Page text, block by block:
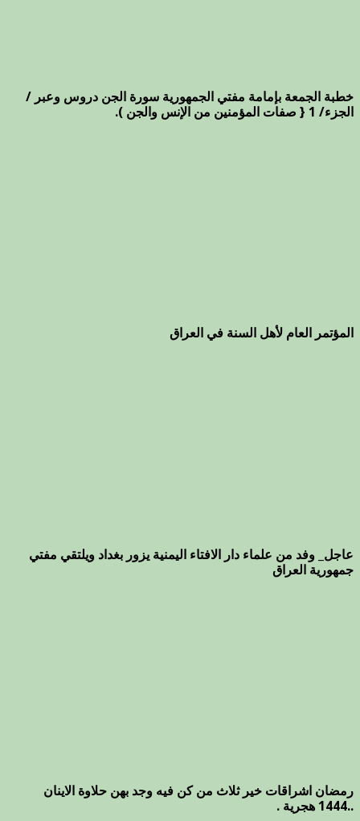
خطبة الجمعة بإمامة مفتي الجمهورية سورة الجن دروس وعبر /
الجزء/ 1 { صفات المؤمنين من الإنس والجن ).
المؤتمر العام لأهل السنة في العراق
عاجل_ وفد من علماء دار الافتاء اليمنية يزور بغداد ويلتقي مفتي
جمهورية العراق
رمضان اشراقات خير ثلاث من كن فيه وجد بهن حلاوة الاينان
..1444 هجرية .